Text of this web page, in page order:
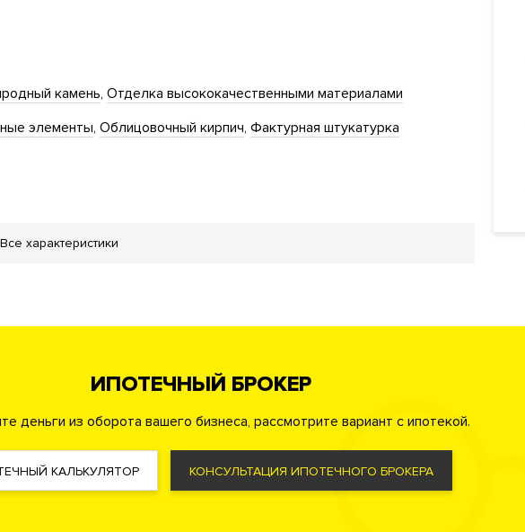
камень Отделка высококачественными материалами
элементы Облицовочный кирпич Фактурная штукатурка
Консьерж служба Видеонаблюдение
Все характеристики
ИПОТЕЧНЫЙ БРОКЕР
деньги из оборота вашего бизнеса, рассмотрите вариант с ипотекой.
КАЛЬКУЛЯТОР КОНСУЛЬТАЦИЯ ИПОТЕЧНОГО БРОКЕРА